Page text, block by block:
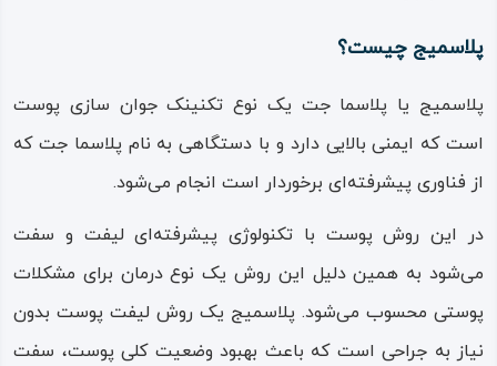
پلاسمیج چیست؟
پلاسمیج یا پلاسما جت یک نوع تکنینک جوان سازی پوست
است که ایمنی بالایی دارد و با دستگاهی به نام پلاسما جت که
از فناوری پیشرفته‌ای برخوردار است انجام می‌شود.
در این روش پوست با تکنولوژی پیشرفته‌ای لیفت و سفت
می‌شود به همین دلیل این روش یک نوع درمان برای مشکلات
پوستی محسوب می‌شود. پلاسمیج یک روش لیفت پوست بدون
نیاز به جراحی است که باعث بهبود وضعیت کلی پوست، سفت